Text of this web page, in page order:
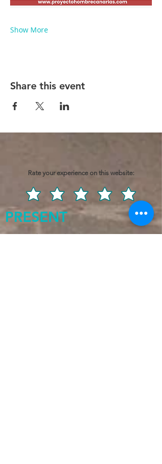
Show More
Share this event
Rate your experience on this website:
PRESENT
Last update: 07/08/2022